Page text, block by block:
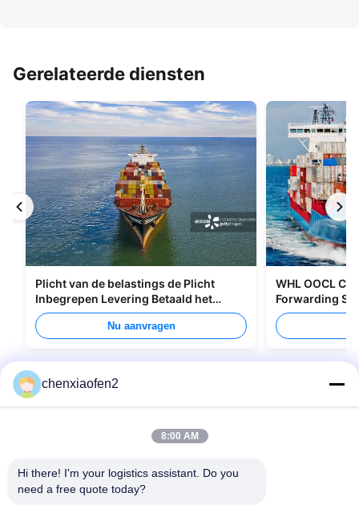
Gerelateerde diensten
Plicht van de belastings de Plicht
Inbegrepen Levering Betaald het
Verschepen van Allerlei Verpakking
Nu aanvragen
WHL OOCL
Forwarding
Canada
chenxiaofen2
8:00 AM
Hi there! I'm your logistics assistant. Do you
need a free quote today?